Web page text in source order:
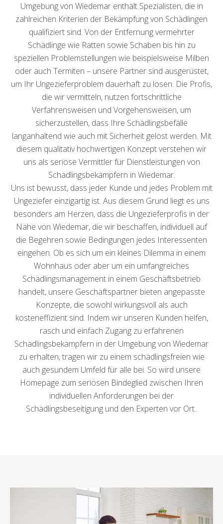
Umgebung von Wiedemar enthält Spezialisten, die in
zahlreichen Kriterien der Bekämpfung von Schädlingen
qualifiziert sind. Von der Entfernung vermehrter
Schädlinge wie Ratten sowie Schaben bis hin zu
speziellen Problemstellungen wie beispielsweise Milben
oder auch Termiten – unsere Partner sind ausgerüstet,
um Ihr Ungezieferproblem dauerhaft zu lösen. Die Profis,
die wir vermitteln, nutzen fortschrittliche
Verfahrensweisen und Vorgehensweisen, um
sicherzustellen, dass Ihre Schädlingsbefälle
langanhaltend wie auch mit Sicherheit gelöst werden. Mit
diesem qualitativ hochwertigen Konzept verstehen wir
uns als seriöse Vermittler für Dienstleistungen von
Schädlingsbekämpfern in Wiedemar.
Uns ist bewusst, dass jeder Kunde und jedes Problem mit
Ungeziefer einzigartig ist. Aus diesem Grund liegt es uns
besonders am Herzen, dass die Ungezieferprofis in der
Nähe von Wiedemar, die wir beschaffen, individuell auf
die Begehren sowie Bedingungen jedes Interessenten
eingehen. Ob es sich um ein kleines Dilemma in einem
Wohnhaus oder aber um ein umfangreiches
Schädlingsmanagement in einem Geschäftsbetrieb
handelt, unsere Geschäftspartner bieten angepasste
Konzepte, die sowohl wirkungsvoll als auch
kosteneffizient sind. Indem wir unseren Kunden helfen,
rasch und einfach Zugang zu erfahrenen
Schädlingsbekämpfern in der Umgebung von Wiedemar
zu erhalten, tragen wir zu einem schädlingsfreien wie
auch gesundem Umfeld für alle bei. So wird unsere
Homepage zum seriösen Bindeglied zwischen Ihren
individuellen Anforderungen bei der
Schädlingsbeseitigung und den Experten vor Ort..